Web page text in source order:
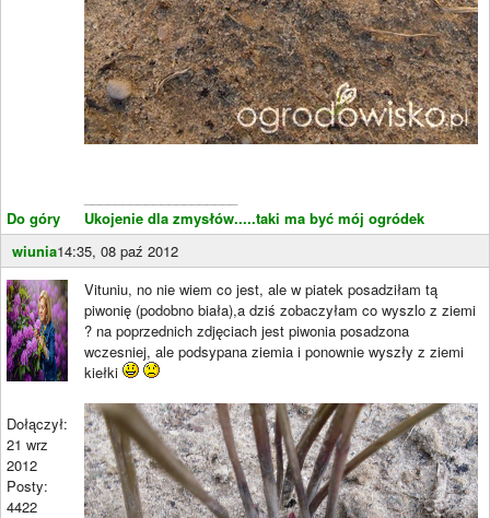
Do góry
Ukojenie dla zmysłów.....taki ma być mój ogródek
wiunia14:35, 08 paź 2012
Dołączył:
21 wrz
2012
Posty:
4422
Vituniu, no nie wiem co jest, ale w piatek posadziłam tą
piwonię (podobno biała),a dziś zobaczyłam co wyszlo z ziemi
? na poprzednich zdjęciach jest piwonia posadzona
wczesniej, ale podsypana ziemia i ponownie wyszły z ziemi
kiełki